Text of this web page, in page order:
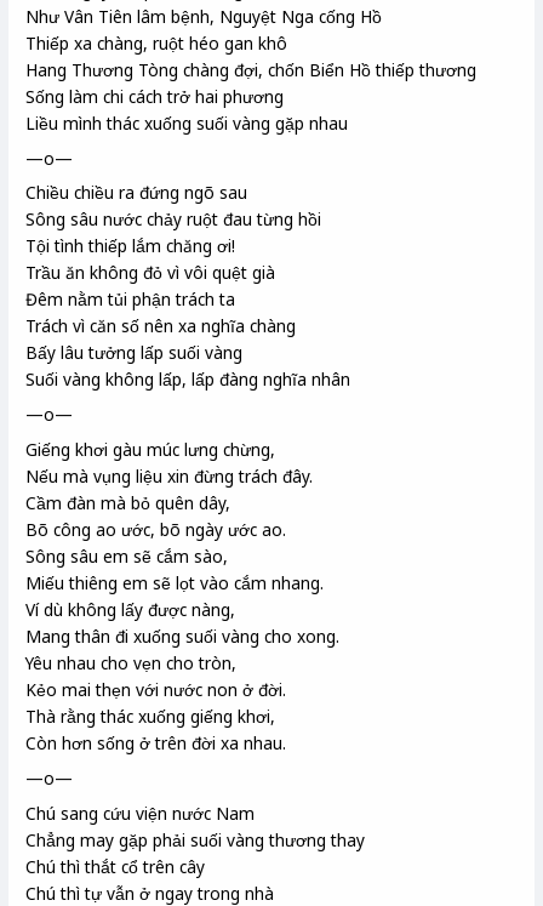
Như Vân Tiên lâm bệnh, Nguyệt Nga cống Hồ
Thiếp xa chàng, ruột héo gan khô
Hang Thương Tòng chàng đợi, chốn Biển Hồthiếp thương
Sống làm chi cách trở hai phương
Liều mình thác xuống suối vàng gặp nhau
—o—
Chiều chiều ra đứng ngõ sau
Sông sâu nước chảy ruột đau từng hồi
Tội tình thiếp lắm chăng ơi!
Trầu ăn không đỏ vì vôi quệt già
Đêm nằm tủi phận trách ta
Trách vì căn số nên xa nghĩa chàng
Bấy lâu tưởng lấp suối vàng
Suối vàng không lấp, lấp đàng nghĩa nhân
—o—
Giếng khơi gàu múc lưng chừng,
Nếu mà vụng liệu xin đừng trách đây.
Cầm đàn mà bỏ quên dây,
Bõ công ao ước, bõ ngày ước ao.
Sông sâu em sẽ cắm sào,
Miếu thiêng em sẽ lọt vào cắm nhang.
Ví dù không lấy được nàng,
Mang thân đi xuống suối vàng cho xong.
Yêu nhau cho vẹn cho tròn,
Kẻo mai thẹn với nước non ở đời.
Thà rằng thác xuống giếng khơi,
Còn hơn sống ở trên đời xa nhau.
—o—
Chú sang cứu viện nước Nam
Chẳng may gặp phải suối vàng thương thay
Chú thì thắt cổ trên cây
Chú thì tự vẫn ở ngay trong nhà